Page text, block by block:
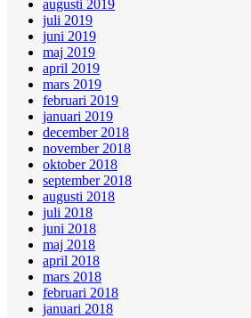
augusti 2019
juli 2019
juni 2019
maj 2019
april 2019
mars 2019
februari 2019
januari 2019
december 2018
november 2018
oktober 2018
september 2018
augusti 2018
juli 2018
juni 2018
maj 2018
april 2018
mars 2018
februari 2018
januari 2018